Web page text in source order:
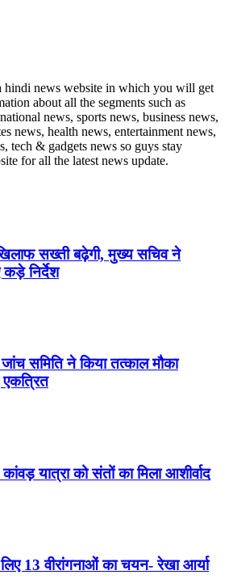
hindi news website in which you will get
about all the segments such as
news, sports news, business news,
news, health news, entertainment news,
tech & gadgets news so guys stay
for all the latest news update.
सख्ती बढ़ेगी, मुख्य सचिव ने
निर्देश
जांच समिति ने किया तत्काल मौका
यात्रा को संतों का मिला आशीर्वाद
13 वीरांगनाओं का चयन- रेखा आर्या